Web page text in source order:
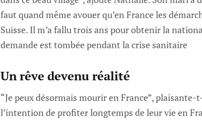
faut quand même avouer qu’en France les
Suisse. Il m’a fallu trois ans pour obtenir la
demande est tombée pendant la crise sanitaire
Un rêve devenu réalité
“Je peux désormais mourir en France”,
l’intention de profiter longtemps de leur vie en